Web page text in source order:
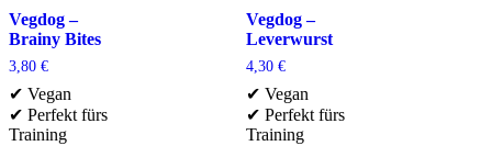
Vegdog –
Brainy Bites
3,80 €
✔ Vegan
✔ Perfekt fürs
Training
Vegdog –
Leverwurst
4,30 €
✔ Vegan
✔ Perfekt fürs
Training